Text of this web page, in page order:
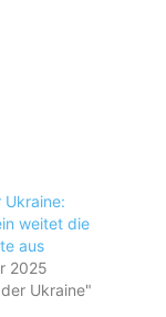
Ukraine:
weitet die
aus
2025
Ukraine"